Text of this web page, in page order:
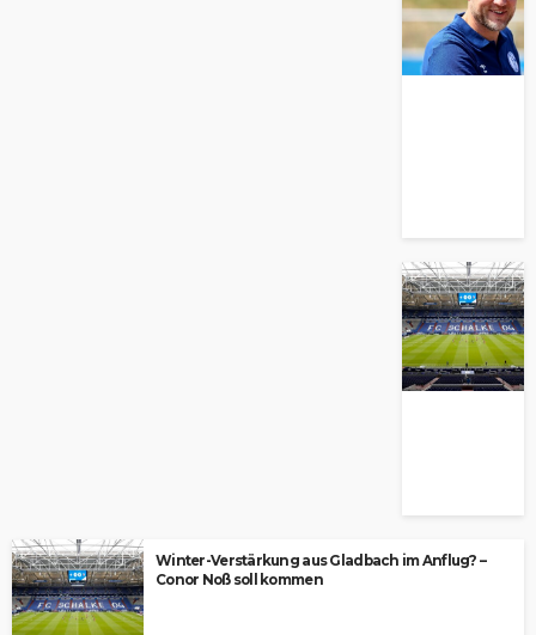
Winter-Verstärkung aus Gladbach im Anflug? –
Conor Noß soll kommen